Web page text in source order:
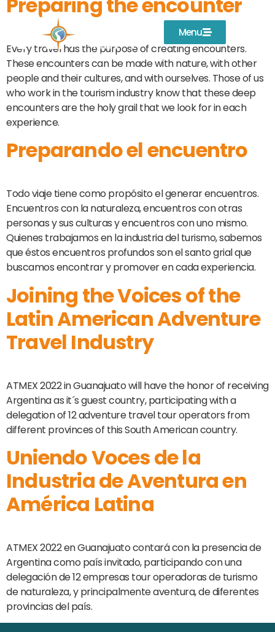
Menu
Every travel has the purpose of creating encounters.
These encounters can be made with nature, with other
people and their cultures, and with ourselves. Those of us
who work in the tourism industry know that these deep
encounters are the holy grail that we look for in each
experience.
Preparando el encuentro
Todo viaje tiene como propósito el generar encuentros.
Encuentros con la naturaleza, encuentros con otras
personas y sus culturas y encuentros con uno mismo.
Quienes trabajamos en la industria del turismo, sabemos
que éstos encuentros profundos son el santo grial que
buscamos encontrar y promover en cada experiencia.
Joining the Voices of the
Latin American Adventure
Travel Industry
ATMEX 2022 in Guanajuato will have the honor of receiving
Argentina as it´s guest country, participating with a
delegation of 12 adventure travel tour operators from
different provinces of this South American country.
Uniendo Voces de la
Industria de Aventura en
América Latina
ATMEX 2022 en Guanajuato contará con la presencia de
Argentina como país invitado, participando con una
delegación de 12 empresas tour operadoras de turismo
de naturaleza, y principalmente aventura, de diferentes
provincias del país.